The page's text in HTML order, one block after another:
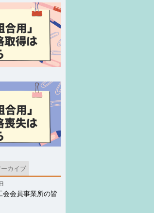
ーカイブ
会会員事業所の皆